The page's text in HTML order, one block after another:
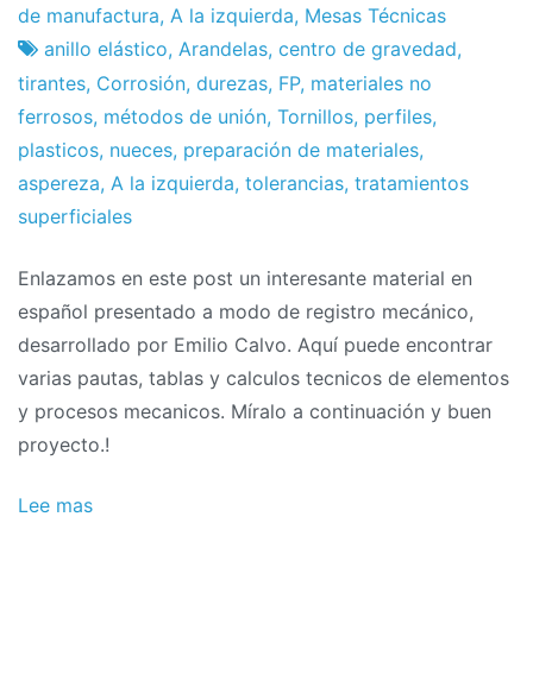
proyectos
October
de
2011
de manufactura, A la izquierda, Mesas Técnicas
anillo elástico, Arandelas, centro de gravedad,
tirantes, Corrosión, durezas, FP, materiales no
ferrosos, métodos de unión, Tornillos, perfiles,
plasticos, nueces, preparación de materiales,
aspereza, A la izquierda, tolerancias, tratamientos
superficiales
Enlazamos en este post un interesante material en
español presentado a modo de registro mecánico,
desarrollado por Emilio Calvo. Aquí puede encontrar
varias pautas, tablas y calculos tecnicos de elementos
y procesos mecanicos. Míralo a continuación y buen
proyecto.!
Lee mas